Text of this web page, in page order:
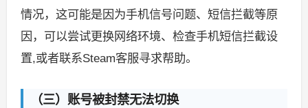
情况，这可能是因为手机信号问题、短信拦截等原
因，可以尝试更换网络环境、检查手机短信拦截设
置,或者联系Steam客服寻求帮助。
（三）账号被封禁无法切换